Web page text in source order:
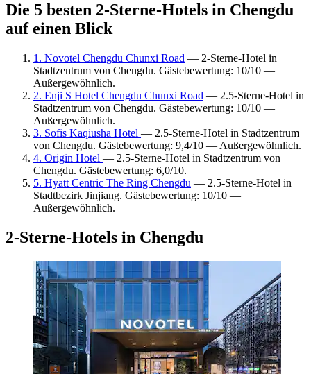
Die 5 besten 2-Sterne-Hotels in Chengdu
auf einen Blick
1. Novotel Chengdu Chunxi Road — 2-Sterne-Hotel in
Stadtzentrum von Chengdu. Gästebewertung: 10/10 —
Außergewöhnlich.
2. Enji S Hotel Chengdu Chunxi Road — 2.5-Sterne-Hotel in
Stadtzentrum von Chengdu. Gästebewertung: 10/10 —
Außergewöhnlich.
3. Sofis Kaqiusha Hotel — 2.5-Sterne-Hotel in Stadtzentrum
von Chengdu. Gästebewertung: 9,4/10 — Außergewöhnlich.
4. Origin Hotel — 2.5-Sterne-Hotel in Stadtzentrum von
Chengdu. Gästebewertung: 6,0/10.
5. Hyatt Centric The Ring Chengdu — 2.5-Sterne-Hotel in
Stadtbezirk Jinjiang. Gästebewertung: 10/10 —
Außergewöhnlich.
2-Sterne-Hotels in Chengdu